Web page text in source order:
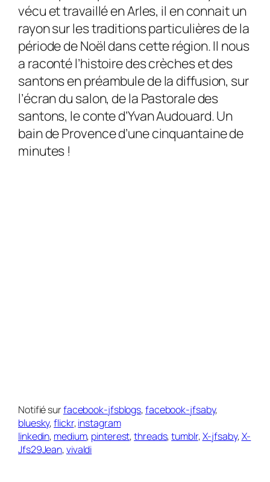
vécu et travaillé en Arles, il en connait un
rayon sur les traditions particulières de la
période de Noël dans cette région. Il nous
a raconté l’histoire des crèches et des
santons en préambule de la diffusion, sur
l’écran du salon, de la Pastorale des
santons, le conte d’Yvan Audouard. Un
bain de Provence d’une cinquantaine de
minutes !
Notifié surfacebook-jfsblogs,facebook-jfsaby,
bluesky,flickr,instagram
linkedin, medium, pinterest,threads,tumblr,X-jfsaby,X-
Jfs29Jean,vivaldi